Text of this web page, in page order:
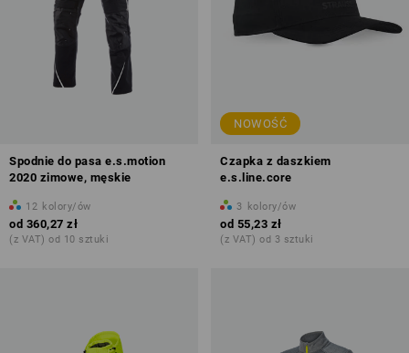
Spodnie do pasa e.s.motion
2020 zimowe, męskie
12 kolory/ów
od 360,27 zł
(z VAT) od 10 sztuki
NOWOŚĆ
Czapka z daszkiem
e.s.line.core
3 kolory/ów
od 55,23 zł
(z VAT) od 3 sztuki